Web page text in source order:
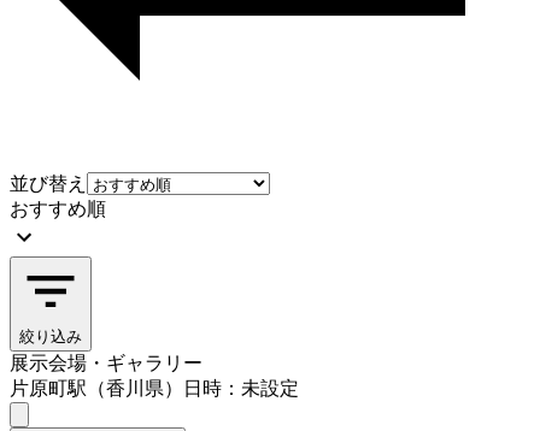
並び替え
おすすめ順
絞り込み
展示会場・ギャラリー
片原町駅（香川県）
日時：未設定